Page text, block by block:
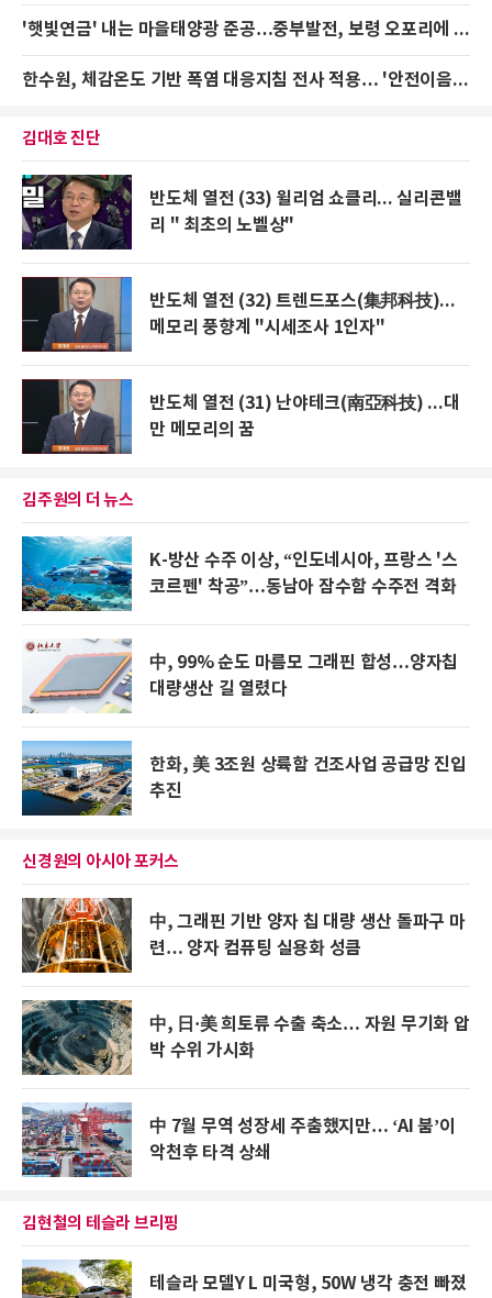
'햇빛연금' 내는 마을태양광 준공…중부발전, 보령 오포리에 200㎾ 가동
한수원, 체감온도 기반 폭염 대응지침 전사 적용… '안전이음단' 순찰 강화
김대호 진단
반도체 열전 (33) 윌리엄 쇼클리... 실리콘밸
리 " 최초의 노벨상"
반도체 열전 (32) 트렌드포스(集邦科技)...
메모리 풍향계 "시세조사 1인자"
반도체 열전 (31) 난야테크(南亞科技) ...대
만 메모리의 꿈
김주원의 더 뉴스
K-방산 수주 이상, “인도네시아, 프랑스 '스
코르펜' 착공”…동남아 잠수함 수주전 격화
中, 99% 순도 마름모 그래핀 합성…양자칩
대량생산 길 열렸다
한화, 美 3조원 상륙함 건조사업 공급망 진입
추진
신경원의 아시아 포커스
中, 그래핀 기반 양자 칩 대량 생산 돌파구 마
련… 양자 컴퓨팅 실용화 성큼
中, 日·美 희토류 수출 축소… 자원 무기화 압
박 수위 가시화
中 7월 무역 성장세 주춤했지만… ‘AI 붐’이
악천후 타격 상쇄
김현철의 테슬라 브리핑
테슬라 모델Y L 미국형, 50W 냉각 충전 빠졌